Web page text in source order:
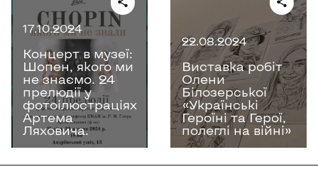
17.10.2024
Концерт в музеї:
Шопен, якого ми
не знаємо. 24
прелюдії у
фотоілюстраціях
Артема
Ляховича.
22.08.2024
Виставка робіт
Олени
Білозерської
«Українські
Героїні та Герої,
полеглі на війні»